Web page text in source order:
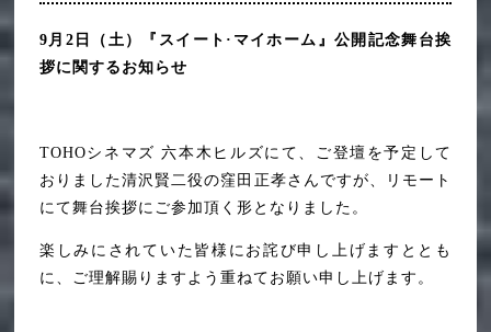
【アーカイブ販売中！】 【映画『スイート・マイホーム』特別
2023年8月
2023年6月
9月2日（土）『スイート·マイホーム』公開記念舞台挨
拶に関するお知らせ
TOHOシネマズ 六本木ヒルズにて、ご登壇を予定して
おりました清沢賢二役の窪田正孝さんですが、リモート
にて舞台挨拶にご参加頂く形となりました。
楽しみにされていた皆様にお詫び申し上げますととも
に、ご理解賜りますよう重ねてお願い申し上げます。